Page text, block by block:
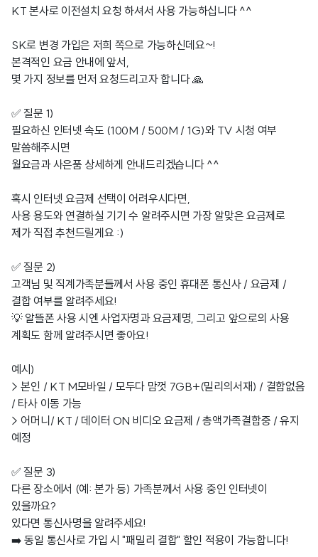
KT 본사로 이전설치 요청 하셔서 사용 가능하십니다 ^^
SK로 변경 가입은 저희 쪽으로 가능하신데요~!
본격적인 요금 안내에 앞서,
몇 가지 정보를 먼저 요청드리고자 합니다 🙏
✅ 질문 1)
필요하신 인터넷 속도 (100M / 500M / 1G)와 TV 시청 여부
말씀해주시면
월요금과 사은품 상세하게 안내드리겠습니다 ^^
혹시 인터넷 요금제 선택이 어려우시다면,
사용 용도와 연결하실 기기 수 알려주시면 가장 알맞은 요금제로
제가 직접 추천드릴게요 :)
✅ 질문 2)
고객님 및 직계가족분들께서 사용 중인 휴대폰 통신사 / 요금제 /
결합 여부를 알려주세요!
💡 알뜰폰 사용 시엔 사업자명과 요금제명, 그리고 앞으로의 사용
계획도 함께 알려주시면 좋아요!
예시)
> 본인 / KT M모바일 / 모두다 맘껏 7GB+(밀리의서재) / 결합없음
/ 타사 이동 가능
> 어머니/ KT / 데이터 ON 비디오 요금제 / 총액가족결합중 / 유지
예정
✅ 질문 3)
다른 장소에서 (예: 본가 등) 가족분께서 사용 중인 인터넷이
있을까요?
있다면 통신사명을 알려주세요!
➡️ 동일 통신사로 가입 시 "패밀리 결합" 할인 적용이 가능합니다!